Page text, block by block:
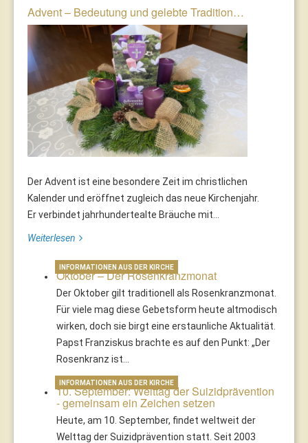
Advent – Bedeutung und gelebte Tradition…
Der Advent ist eine besondere Zeit im christlichen
Kalender und eröffnet zugleich das neue Kirchenjahr.
Er verbindet jahrhundertealte Bräuche mit...
Weiterlesen
Oktober – Der Rosenkranzmonat
Der Oktober gilt traditionell als Rosenkranzmonat.
Für viele mag diese Gebetsform heute altmodisch
wirken, doch sie birgt eine erstaunliche Aktualität.
Papst Franziskus brachte es auf den Punkt: „Der
Rosenkranz ist…
INFORMATIONEN AUS DER KIRCHE
10. September: Welttag der Suizidprävention
- gemeinsam ein Zeichen setzen
Heute, am 10. September, findet weltweit der
Welttag der Suizidprävention statt. Seit 2003
INFORMATIONEN AUS DER KIRCHE